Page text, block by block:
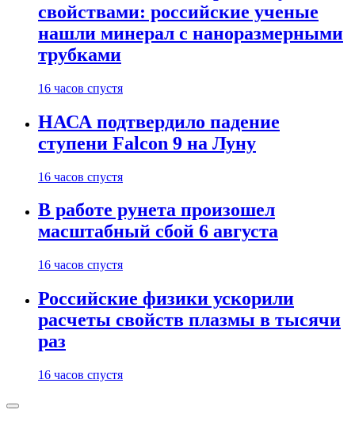
свойствами: российские ученые
нашли минерал с наноразмерными
трубками
16 часов спустя
НАСА подтвердило падение
ступени Falcon 9 на Луну
16 часов спустя
В работе рунета произошел
масштабный сбой 6 августа
16 часов спустя
Российские физики ускорили
расчеты свойств плазмы в тысячи
раз
16 часов спустя